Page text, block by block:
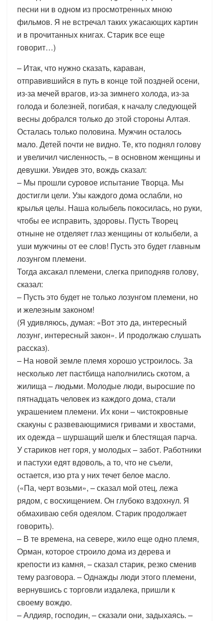
песни ни в одном из просмотренных мною
фильмов. Я не встречал таких ужасающих картин
и в прочитанных книгах. Старик все еще
говорит…)
– Итак, что нужно сказать, караван,
отправившийся в путь в конце той поздней осени,
из-за мечей врагов, из-за зимнего холода, из-за
голода и болезней, погибая, к началу следующей
весны добрался только до этой стороны Алтая.
Осталась только половина. Мужчин осталось
мало. Детей почти не видно. Те, кто поднял голову
и увеличил численность, – в основном женщины и
девушки. Увидев это, вождь сказал:
– Мы прошли суровое испытание Творца. Мы
достигли цели. Узы каждого дома ослабли, но
крылья целы. Наша колыбель покосилась, но руки,
чтобы ее исправить, здоровы. Пусть Творец
отныне не отделяет глаз женщины от колыбели, а
уши мужчины от ее слов! Пусть это будет главным
лозунгом племени.
Тогда аксакал племени, слегка приподняв голову,
сказал:
– Пусть это будет не только лозунгом племени, но
и железным законом!
(Я удивляюсь, думая: «Вот это да, интересный
лозунг, интересный закон». И продолжаю слушать
рассказ).
– На новой земле племя хорошо устроилось. За
несколько лет пастбища наполнились скотом, а
жилища – людьми. Молодые люди, выросшие по
пятнадцать человек из каждого дома, стали
украшением племени. Их кони – чистокровные
скакуны с развевающимися гривами и хвостами,
их одежда – шуршащий шелк и блестящая парча.
У стариков нет горя, у молодых – забот. Работники
и пастухи едят вдоволь, а то, что не съели,
остается, изо рта у них течет белое масло.
(«Па, черт возьми», – сказал мой отец, лежа
рядом, с восхищением. Он глубоко вздохнул. Я
обмахиваю себя одеялом. Старик продолжает
говорить).
– В те времена, на севере, жило еще одно племя,
Орман, которое строило дома из дерева и
крепости из камня, – сказал старик, резко сменив
тему разговора. – Однажды люди этого племени,
вернувшись с торговли издалека, пришли к
своему вождю.
– Алдияр, господин, – сказали они, задыхаясь. –